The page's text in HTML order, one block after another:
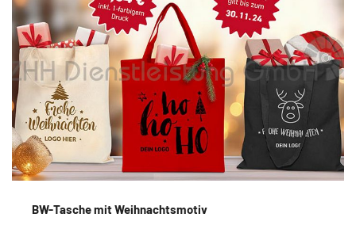
BW-Tasche mit Weihnachtsmotiv